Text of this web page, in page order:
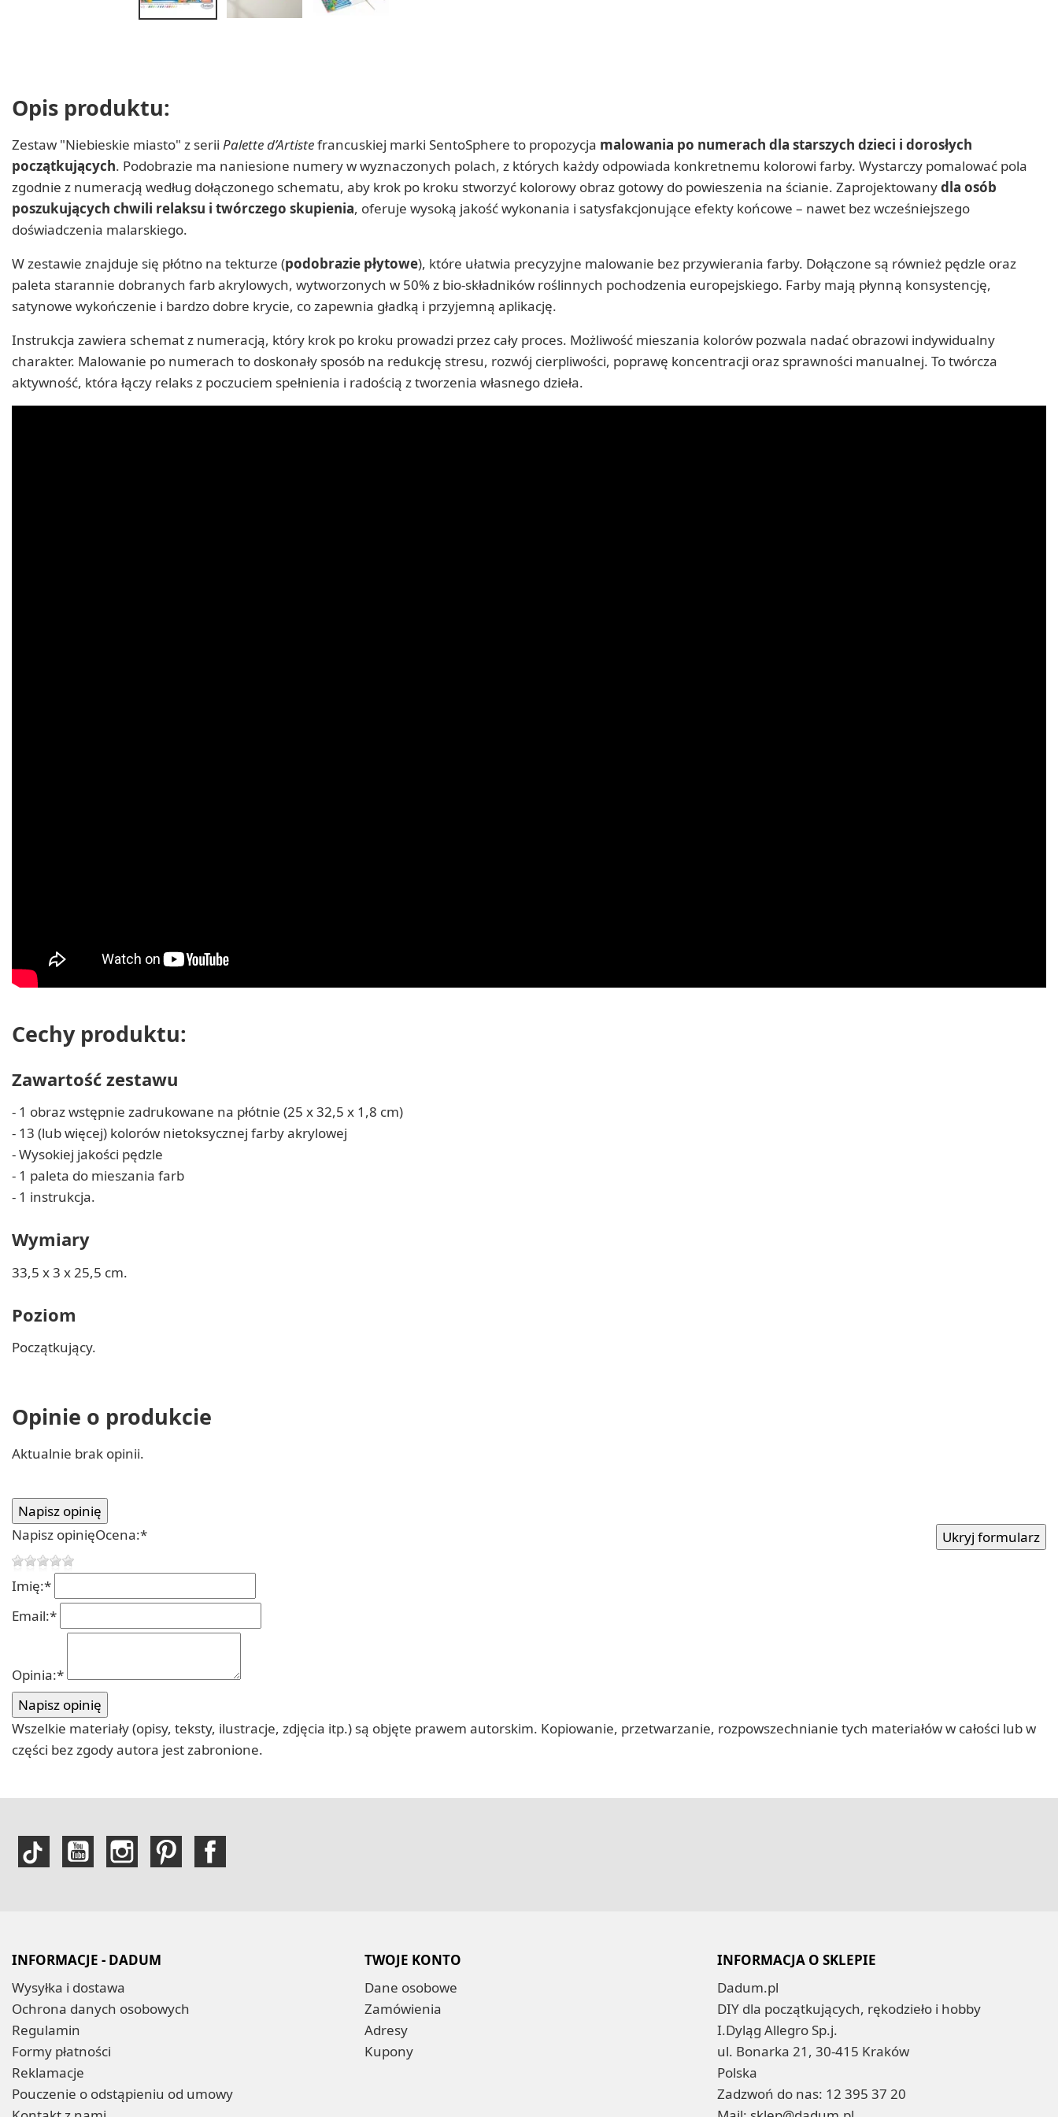
Opis produktu:
Zestaw "Niebieskie miasto" z serii Palette d’Artistefrancuskiej marki SentoSphere to propozycja malowania po numerach dla starszych dzieci i dorosłych
początkujących. Podobrazie ma naniesione numery w wyznaczonych polach, z których każdy odpowiada konkretnemu kolorowi farby. Wystarczy pomalować pola
zgodnie z numeracją według dołączonego schematu, aby krok po kroku stworzyć kolorowy obraz gotowy do powieszenia na ścianie. Zaprojektowanydla osób
poszukujących chwili relaksu i twórczego skupienia, oferuje wysoką jakość wykonania i satysfakcjonujące efekty końcowe – nawet bez wcześniejszego
doświadczenia malarskiego.
W zestawie znajduje się płótno na tekturze (podobrazie płytowe), które ułatwia precyzyjne malowanie bez przywierania farby. Dołączone są również pędzle oraz
paleta starannie dobranych farb akrylowych, wytworzonych w 50% z bio-składników roślinnych pochodzenia europejskiego. Farby mają płynną konsystencję,
satynowe wykończenie i bardzo dobre krycie, co zapewnia gładką i przyjemną aplikację.
Instrukcja zawiera schemat z numeracją, który krok po kroku prowadzi przez cały proces. Możliwość mieszania kolorów pozwala nadać obrazowi indywidualny
charakter. Malowanie po numerach to doskonały sposób na redukcję stresu, rozwój cierpliwości, poprawę koncentracji oraz sprawności manualnej. To twórcza
aktywność, która łączy relaks z poczuciem spełnienia i radością z tworzenia własnego dzieła.
Cechy produktu:
Zawartość zestawu
- 1 obraz wstępnie zadrukowane na płótnie (25 x 32,5 x 1,8 cm)
- 13 (lub więcej) kolorów nietoksycznej farby akrylowej
- Wysokiej jakości pędzle
- 1 paleta do mieszania farb
- 1 instrukcja.
Wymiary
33,5 x 3 x 25,5 cm.
Poziom
Początkujący.
Opinie o produkcie
Aktualnie brak opinii.
Napisz opinięOcena:*
Imię:*
Email:*
Opinia:*
Wszelkie materiały (opisy, teksty, ilustracje, zdjęcia itp.) są objęte prawem autorskim. Kopiowanie, przetwarzanie, rozpowszechnianie tych materiałów w całości lub w
części bez zgody autora jest zabronione.
INFORMACJE - DADUM
Wysyłka i dostawa
Ochrona danych osobowych
Regulamin
Formy płatności
Reklamacje
Pouczenie o odstąpieniu od umowy
TWOJE KONTO
Dane osobowe
Zamówienia
Adresy
Kupony
INFORMACJA O SKLEPIE
Dadum.pl
DIY dla początkujących, rękodzieło i hobby
I.Dyląg Allegro Sp.j.
ul. Bonarka 21, 30-415 Kraków
Polska
Zadzwoń do nas: 12 395 37 20